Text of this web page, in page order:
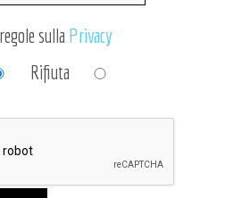
sulla Privacy
Rifiuta